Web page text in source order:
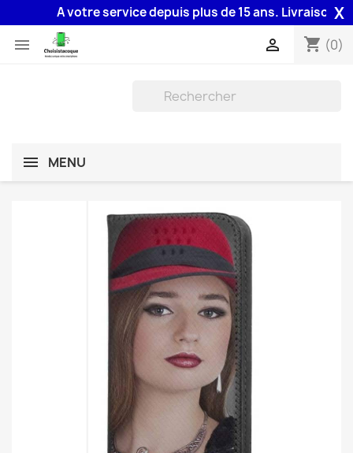
A votre service depuis plus de 15 ans. Livraison 48H
X
 shopping_cart (0)

MENU